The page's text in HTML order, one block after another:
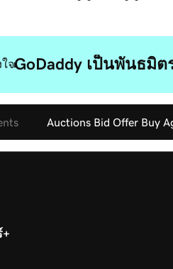
จGoDaddy เป็นพันธมิต
Auctions Bid Offer Buy